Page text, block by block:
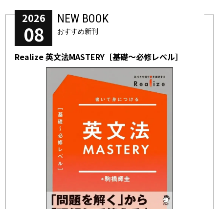
2026
08
NEW BOOK
おすすめ新刊
Realize 英文法MASTERY［基礎～必修レベル］